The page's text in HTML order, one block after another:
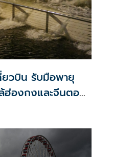
ยวบิน รับมือพายุ
ฮ่องกงและจีนตอน